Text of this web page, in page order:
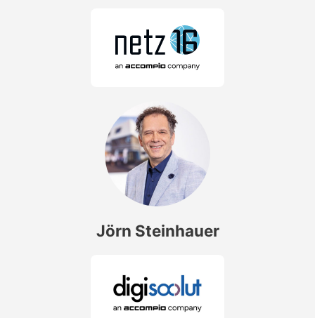
Jörn Steinhauer